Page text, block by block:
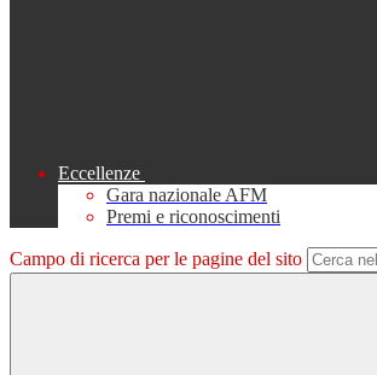
Eccellenze
Gara nazionale AFM
Premi e riconoscimenti
Campo di ricerca per le pagine del sito